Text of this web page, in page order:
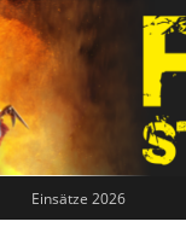
Einsätze 2026